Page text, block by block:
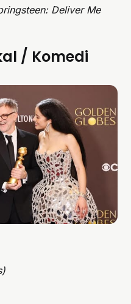
Deliver Me
/ Komedi